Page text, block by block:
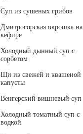
Суп из сушеных грибов
Дмитрогорская окрошка на
кефире
Холодный дынный суп с
сорбетом
Щи из свежей и квашеной
капусты
Венгерский вишневый суп
Холодный томатный суп с
водкой